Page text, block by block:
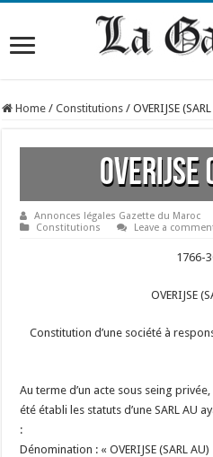
Home / Constitutions / OVERIJSE
OVERIJSE
Annonces légales Gazette du Maroc
Constitutions
Leave a
1766-
OVERIJSE
Constitution d’une société à
Au terme d’un acte sous seing
été établi les statuts d’une SARL AU
:
Dénomination : « OVERIJSE (SARL